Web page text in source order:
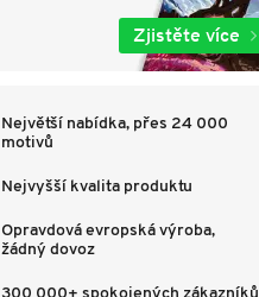
Zjistěte více
Největší nabídka, přes 24 000
motivů
Nejvyšší kvalita produktu
Opravdová evropská výroba,
žádný dovoz